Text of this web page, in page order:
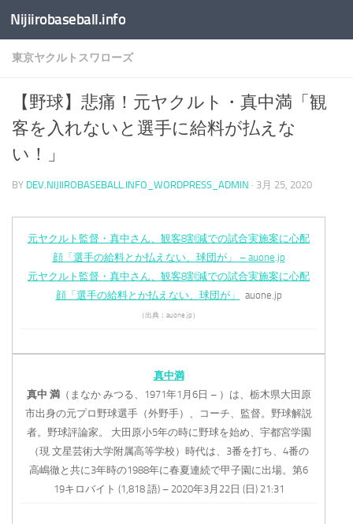
コンテンツへスキップ
Nijiirobaseball.info
東京ヤクルトスワローズ
【野球】悲痛！元ヤクルト・真中満「観
客を入れないと選手に給料が払えな
い！」
BY DEV.NIJIIROBASEBALL.INFO_WORDPRESS_ADMIN · 3月 25, 2020
元ヤクルト監督・真中さん、観客8割減での試合実施案に心配
顔「選手の給料とか払えない、球団が」 – auone.jp
元ヤクルト監督・真中さん、観客8割減での試合実施案に心配
顔「選手の給料とか払えない、球団が」
auone.jp
（出典：auone.jp）
真中満
真中 満（まなか みつる、1971年1月6日 – ）は、栃木県大田原
市出身の元プロ野球選手（外野手）、コーチ、監督。野球解説
者。野球評論家。 大田原小5年の時に野球を始め、宇都宮学園
（現 文星芸術大学附属高等学校）時代は、3番を打ち、4番の
高嶋徹と共に3年時の1988年に春夏連続で甲子園に出場。第6
19キロバイト (1,818 語) – 2020年3月22日 (日) 21:31